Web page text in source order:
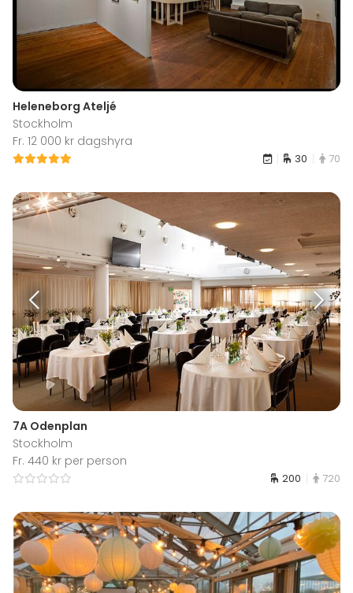
Heleneborg Ateljé
Stockholm
Fr. 12 000 kr dagshyra
30 70
7A Odenplan
Stockholm
Fr. 440 kr per person
200 720